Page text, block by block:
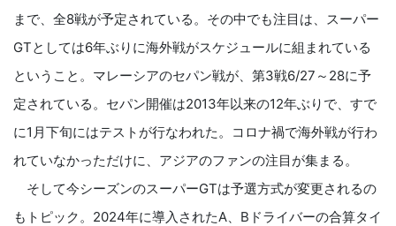
まで、全8戦が予定されている。その中でも注目は、スーパー
GTとしては6年ぶりに海外戦がスケジュールに組まれている
ということ。マレーシアのセパン戦が、第3戦6/27～28に予
定されている。セパン開催は2013年以来の12年ぶりで、すで
に1月下旬にはテストが行なわれた。コロナ禍で海外戦が行わ
れていなかっただけに、アジアのファンの注目が集まる。
そして今シーズンのスーパーGTは予選方式が変更されるの
もトピック。2024年に導入されたA、Bドライバーの合算タイ